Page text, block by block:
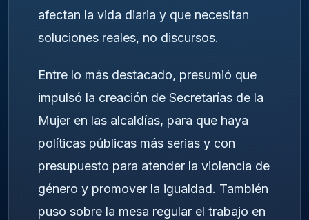
afectan la vida diaria y que necesitan
soluciones reales, no discursos.
Entre lo más destacado, presumió que
impulsó la creación de Secretarías de la
Mujer en las alcaldías, para que haya
políticas públicas más serias y con
presupuesto para atender la violencia de
género y promover la igualdad. También
puso sobre la mesa regular el trabajo en